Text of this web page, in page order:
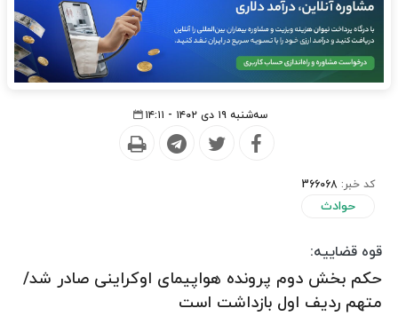
سه‌شنبه ۱۹ دی ۱۴۰۲ - ۱۴:۱۱
کد خبر: 366068
حوادث
قوه قضاییه:
حکم بخش دوم پرونده هواپیمای اوکراینی صادر شد/
متهم ردیف اول بازداشت است